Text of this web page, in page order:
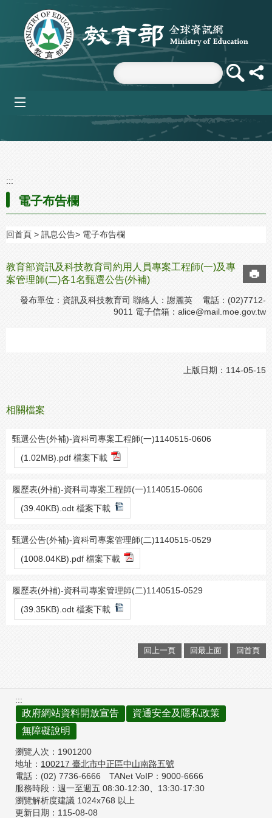
跳到主要內容區塊
:::
電子布告欄
回首頁 訊息公告 電子布告欄
教育部資訊及科技教育司約用人員專案工程師(一)及專
案管理師(二)各1名甄選公告(外補)
發布單位：資訊及科技教育司 聯絡人：謝麗英 電話：(02)7712-
9011 電子信箱： alice@mail.moe.gov.tw
上版日期：114-05-15
相關檔案
甄選公告(外補)-資科司專案工程師(一)1140515-0606
(1.02MB).pdf 檔案下載
履歷表(外補)-資科司專案工程師(一)1140515-0606
(39.40KB).odt 檔案下載
甄選公告(外補)-資科司專案管理師(二)1140515-0529
(1008.04KB).pdf 檔案下載
履歷表(外補)-資科司專案管理師(二)1140515-0529
(39.35KB).odt 檔案下載
回上一頁 回最上面 回首頁
:::
政府網站資料開放宣告
資通安全及隱私政策
無障礙說明
瀏覽人次： 1901200
地址： 100217 臺北市中正區中山南路五號
電話：(02) 7736-6666 TANet VoIP：9000-6666
服務時段：週一至週五 08:30-12:30、 13:30-17:30
瀏覽解析度建議 1024x768 以上
更新日期： 115-08-08